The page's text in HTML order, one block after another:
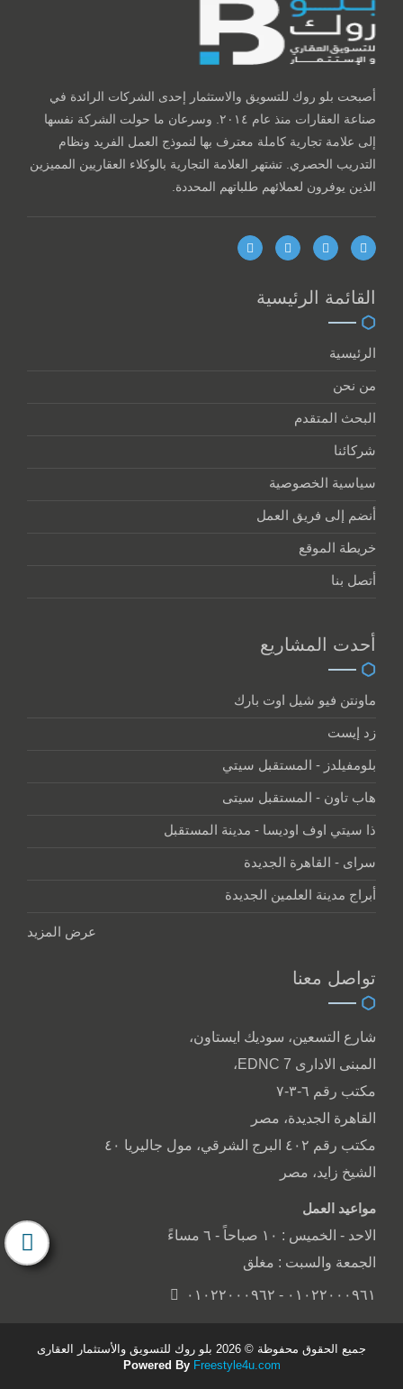
أصبحت بلو روك للتسويق والاستثمار إحدى الشركات الرائدة في
صناعة العقارات منذ عام ٢٠١٤. وسرعان ما حولت الشركة نفسها
إلى علامة تجارية كاملة معترف بها لنموذج العمل الفريد ونظام
التدريب الحصري. تشتهر العلامة التجارية بالوكلاء العقاريين المميزين
الذين يوفرون لعملائهم طلباتهم المحددة.
القائمة الرئيسية
الرئيسية
من نحن
البحث المتقدم
شركائنا
سياسية الخصوصية
أنضم إلى فريق العمل
خريطة الموقع
أتصل بنا
أحدت المشاريع
ماونتن فيو شيل اوت بارك
زد إيست
بلومفيلدز - المستقبل سيتي
هاب تاون - المستقبل سيتى
ذا سيتي اوف اوديسا - مدينة المستقبل
سراى - القاهرة الجديدة
أبراج مدينة العلمين الجديدة
عرض المزيد
تواصل معنا
شارع التسعين، سوديك ايستاون،
المبنى الادارى EDNC 7،
مكتب رقم ٦-٣-٧
القاهرة الجديدة، مصر
مكتب رقم ٤٠٢ البرج الشرقي، مول جاليريا ٤٠
الشيخ زايد، مصر
مواعيد العمل
الاحد - الخميس : ١٠ صباحاً - ٦ مساءً
الجمعة والسبت : مغلق
٠١٠٢٢٠٠٠٩٦١ - ٠١٠٢٢٠٠٠٩٦٢
جميع الحقوق محفوظة © 2026 بلو روك للتسويق والأستثمار العقارى
Powered By Freestyle4u.com